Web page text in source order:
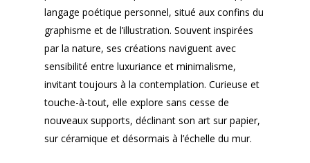
langage poétique personnel, situé aux confins du
graphisme et de l’illustration. Souvent inspirées
par la nature, ses créations naviguent avec
sensibilité entre luxuriance et minimalisme,
invitant toujours à la contemplation. Curieuse et
touche-à-tout, elle explore sans cesse de
nouveaux supports, déclinant son art sur papier,
sur céramique et désormais à l’échelle du mur.